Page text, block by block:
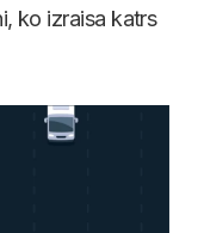
ko izraisa katrs